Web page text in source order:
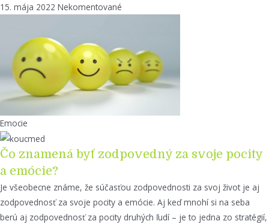
15. mája 2022 Nekomentované
Emocie
Čo znamená byť zodpovedný za svoje pocity
a emócie?
Je všeobecne známe, že súčasťou zodpovednosti za svoj život je aj
zodpovednosť za svoje pocity a emócie. Aj keď mnohí si na seba
berú aj zodpovednosť za pocity druhých ľudí – je to jedna zo stratégií,